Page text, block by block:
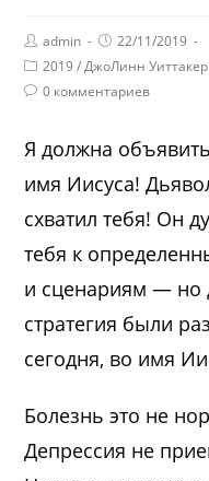
admin
22/11/2019
2019 / ДжоЛинн Уиттакер
0 комментариев
Я должна
имя Иисуса!
схватил тебя! Он
тебя к
и сценариям — но
стратегия были
сегодня, во имя
Болезнь это не
Депрессия не